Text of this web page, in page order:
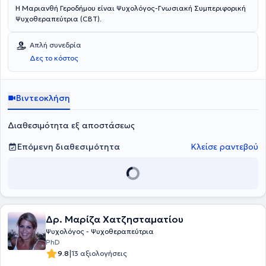
Η Μαριανθή Γεροδήμου είναι Ψυχολόγος-Γνωσιακή Συμπεριφορική
Ψυχοθεραπεύτρια (CBT).
Απλή συνεδρία
Δες το κόστος
Βιντεοκλήση
Διαθεσιμότητα εξ αποστάσεως
Επόμενη διαθεσιμότητα
Κλείσε ραντεβού
Δρ. Μαρίζα Χατζησταματίου
Ψυχολόγος - Ψυχοθεραπεύτρια
PhD
9.8|13 αξιολογήσεις